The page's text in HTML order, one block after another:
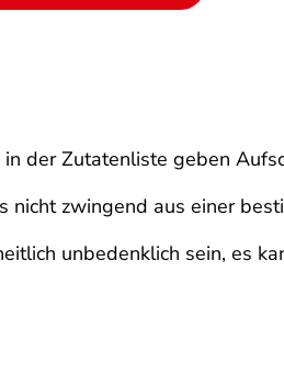
der Zutatenliste geben
nicht zwingend aus einer
unbedenklich sein, es